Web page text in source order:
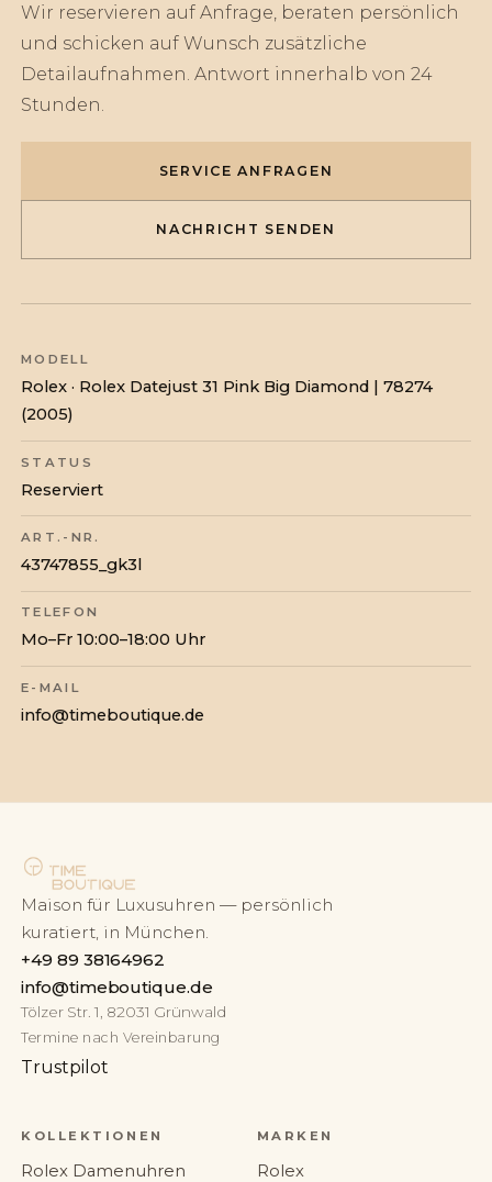
Wir reservieren auf Anfrage, beraten persönlich
und schicken auf Wunsch zusätzliche
Detailaufnahmen. Antwort innerhalb von 24
Stunden.
SERVICE ANFRAGEN
NACHRICHT SENDEN
MODELL
Rolex · Rolex Datejust 31 Pink Big Diamond | 78274
(2005)
STATUS
Reserviert
ART.-NR.
43747855_gk3l
TELEFON
Mo–Fr 10:00–18:00 Uhr
E-MAIL
info@timeboutique.de
Maison für Luxusuhren — persönlich
kuratiert, in München.
+49 89 38164962
info@timeboutique.de
Tölzer Str. 1, 82031 Grünwald
Termine nach Vereinbarung
Trustpilot
KOLLEKTIONEN
Rolex Damenuhren
MARKEN
Rolex